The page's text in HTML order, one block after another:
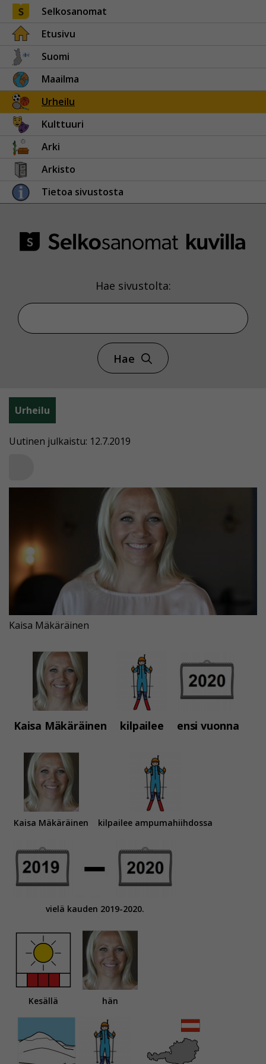
Selkosanomat
Etusivu
Suomi
Maailma
Urheilu
Kulttuuri
Arki
Arkisto
Tietoa sivustosta
Hae sivustolta:
Hae
Urheilu
Uutinen julkaistu: 12.7.2019
Kaisa Mäkäräinen kilpailee ensi vuonna
Kaisa Mäkäräinen
Kaisa Mäkäräinen kilpailee ampumahiihdossa
vielä kauden 2019-2020.
Kesällä hän